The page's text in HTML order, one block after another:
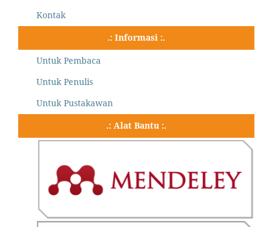
Kontak
.: Informasi :.
Untuk Pembaca
Untuk Penulis
Untuk Pustakawan
.: Alat Bantu :.